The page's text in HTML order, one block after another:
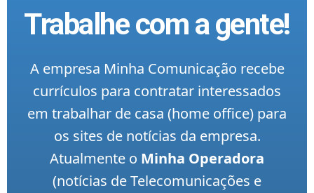
Trabalhe com a gente!
A empresa Minha Comunicação recebe
currículos para contratar interessados
em trabalhar de casa (home office) para
os sites de notícias da empresa.
Atualmente o Minha Operadora
(notícias de Telecomunicações e